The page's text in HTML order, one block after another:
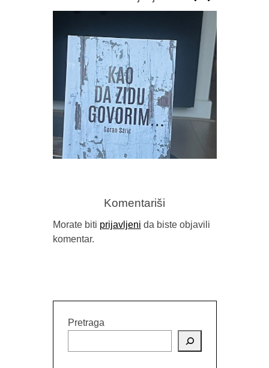
TERASA IZMEĐU DVA SVIJETA
Komentariši
Morate biti prijavljeni da biste objavili
komentar.
Pretraga